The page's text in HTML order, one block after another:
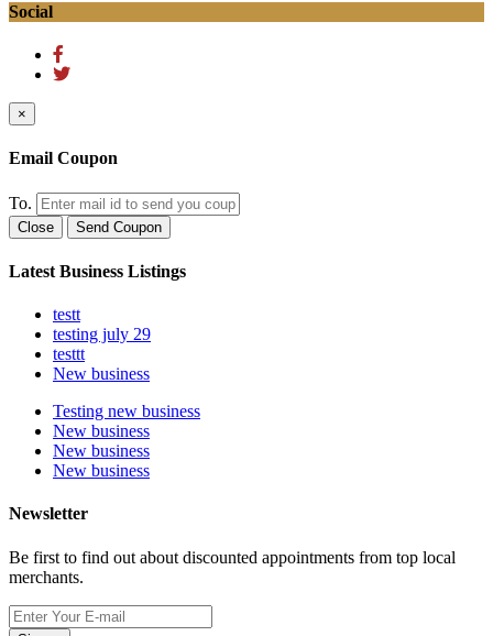
Social
×
Email Coupon
To.
Close Send Coupon
Latest Business Listings
testt
testing july 29
testtt
New business
Testing new business
New business
New business
New business
Newsletter
Be first to find out about discounted appointments from top local
merchants.